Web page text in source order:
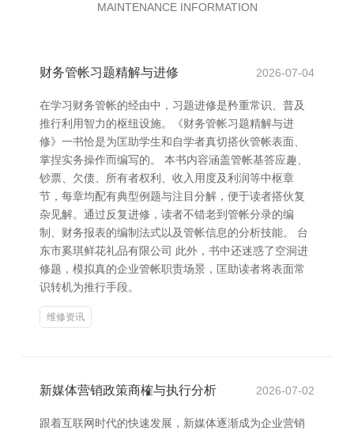
MAINTENANCE INFORMATION
财务管帐习题精解与进修 2026-07-04
在学习财务管帐的经由中，习题进修是矜重常识、普及
推行利用智力的枢纽设施。《财务管帐习题精解与进
修》一书恰是为匡助学生和自学者真切搭伙管帐表面、
掌捏实务操作而编写的。 本书内容涵盖管帐基答应趣、
钞票、欠债、所有者权利、收入用度及利润等中枢章
节，每章均配有典型例题与注目分解，便于读者搭伙复
杂见解。通过反复进修，读者不错老到管帐分录的编
制、财务报表的编制法式以及管帐信息的分析技能。 台
东市奚琪鲜花礼品有限公司 此外，书中还迷惑了空洞进
修题，模拟真的企业管帐职责场景，匡助读者将表面常
识转机为推行手段。
维修资讯
新媒体营销政策商榷与执行分析 2026-07-02
跟着互联网时代的快速发展，新媒体逐渐成为企业营销